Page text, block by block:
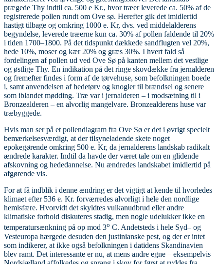
prægede Thy indtil ca. 500 e Kr., hvor træer leverede ca. 50% af de
registrerede pollen rundt om Ove sø. Herefter gik det imidlertid
hastigt tilbage og omkring 1000 e. Kr, dvs. ved middelalderens
begyndelse, leverede træerne kun ca. 30% af pollen faldende til 20%
i tiden 1700–1800. På det tidspunkt dækkede sandflugten vel 20%,
hede 10%, moser og kær 20% og græs 30%. I hvert fald så
fordelingen af pollen ud ved Ove Sø på kanten mellem det vestlige
og østlige Thy. En indikation på det ringe skovdække fra jernalderen
og fremefter findes i form af de tørvehuse, som befolkningen boede
i, samt anvendelsen af hedetørv og knogler til brændsel og senere
som iblandet mødding. Træ var i jernalderen – i modsætning til i
Bronzealderen – en alvorlig mangelvare. Bronzealderens huse var
træbyggede.
Hvis man ser på et pollendiagram fra Ove Sø er det i øvrigt specielt
bemærkelsesværdigt, at der tilsyneladende skete noget
epokegørende omkring 500 e. Kr, da jernalderens landskab radikalt
ændrede karakter. Indtil da havde der været tale om en glidende
afskovning og hededannelse. Nu ændredes landskabet imidlertid på
afgørende vis.
For at få indblik i denne ændring er det vigtigt at kende til hvorledes
klimaet efter 536 e. Kr. forværredes alvorligt i hele den nordlige
hemisfære. Hvorvidt det skyldtes vulkanudbrud eller andre
klimatiske forhold diskuteres stadig, men nogle udelukker ikke en
temperatursænkning på op mod 3o C. Andetsteds i hele Syd– og
Vesteuropa hærgede desuden den justinianske pest, og der er intet
som indikerer, at ikke også befolkningen i datidens Skandinavien
blev ramt. Det interessante er nu, at mens andre egne – eksempelvis